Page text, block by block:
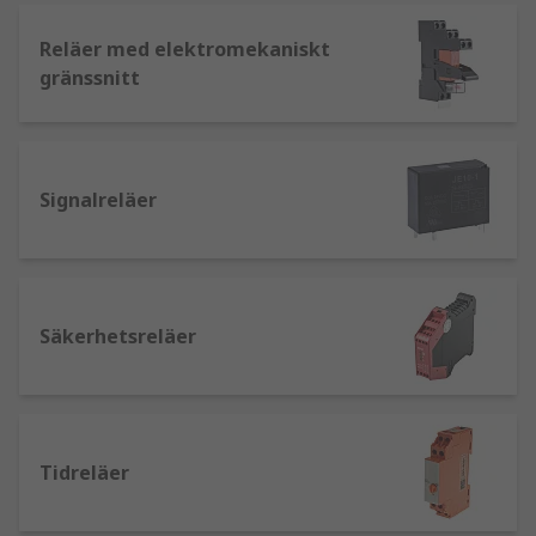
kretsen senast var strömförsörjd. De
används vanligtvis för att styra automatiska
dörrar och grindar, samt inom belysning.
låsande reläer fungerar eftersom icke-
låsande reläer återgår till sin ursprungliga
: används oftast
i radiosystem, datorteknik, testutrustning
standardreläer inte kan stödja en effektiv
funktion. Ett exempel på tillämpning är i
radioenheter: reläer separerar kretsarna
Reläer med elektromekaniskt
gränssnitt
Signalreläer
Säkerhetsreläer
Tidreläer